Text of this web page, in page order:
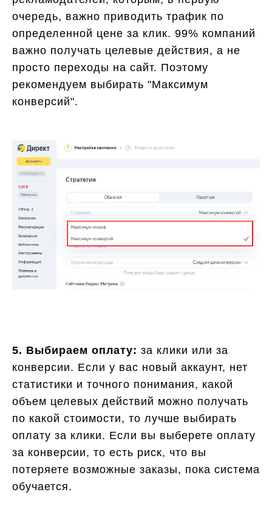
очередь, важно приводить трафик по
определенной цене за клик. 99% компаний
важно получать целевые действия, а не
просто переходы на сайт. Поэтому
рекомендуем выбирать "Максимум
конверсий".
5. Выбираем оплату: за клики или за
конверсии. Если у вас новый аккаунт, нет
статистики и точного понимания, какой
объем целевых действий можно получать
по какой стоимости, то лучше выбирать
оплату за клики. Если вы выберете оплату
за конверсии, то есть риск, что вы
потеряете возможные заказы, пока система
обучается.